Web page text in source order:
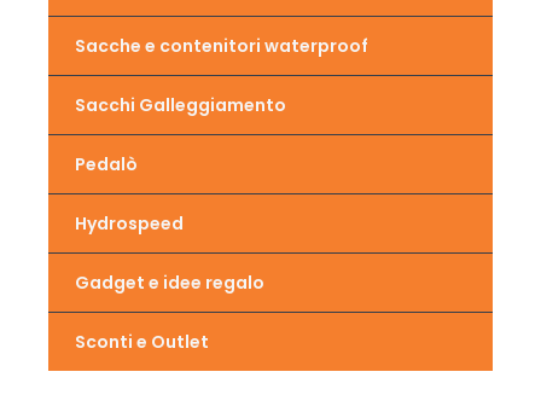
Sacche e contenitori waterproof
Sacchi Galleggiamento
Pedalò
Hydrospeed
Gadget e idee regalo
Sconti e Outlet